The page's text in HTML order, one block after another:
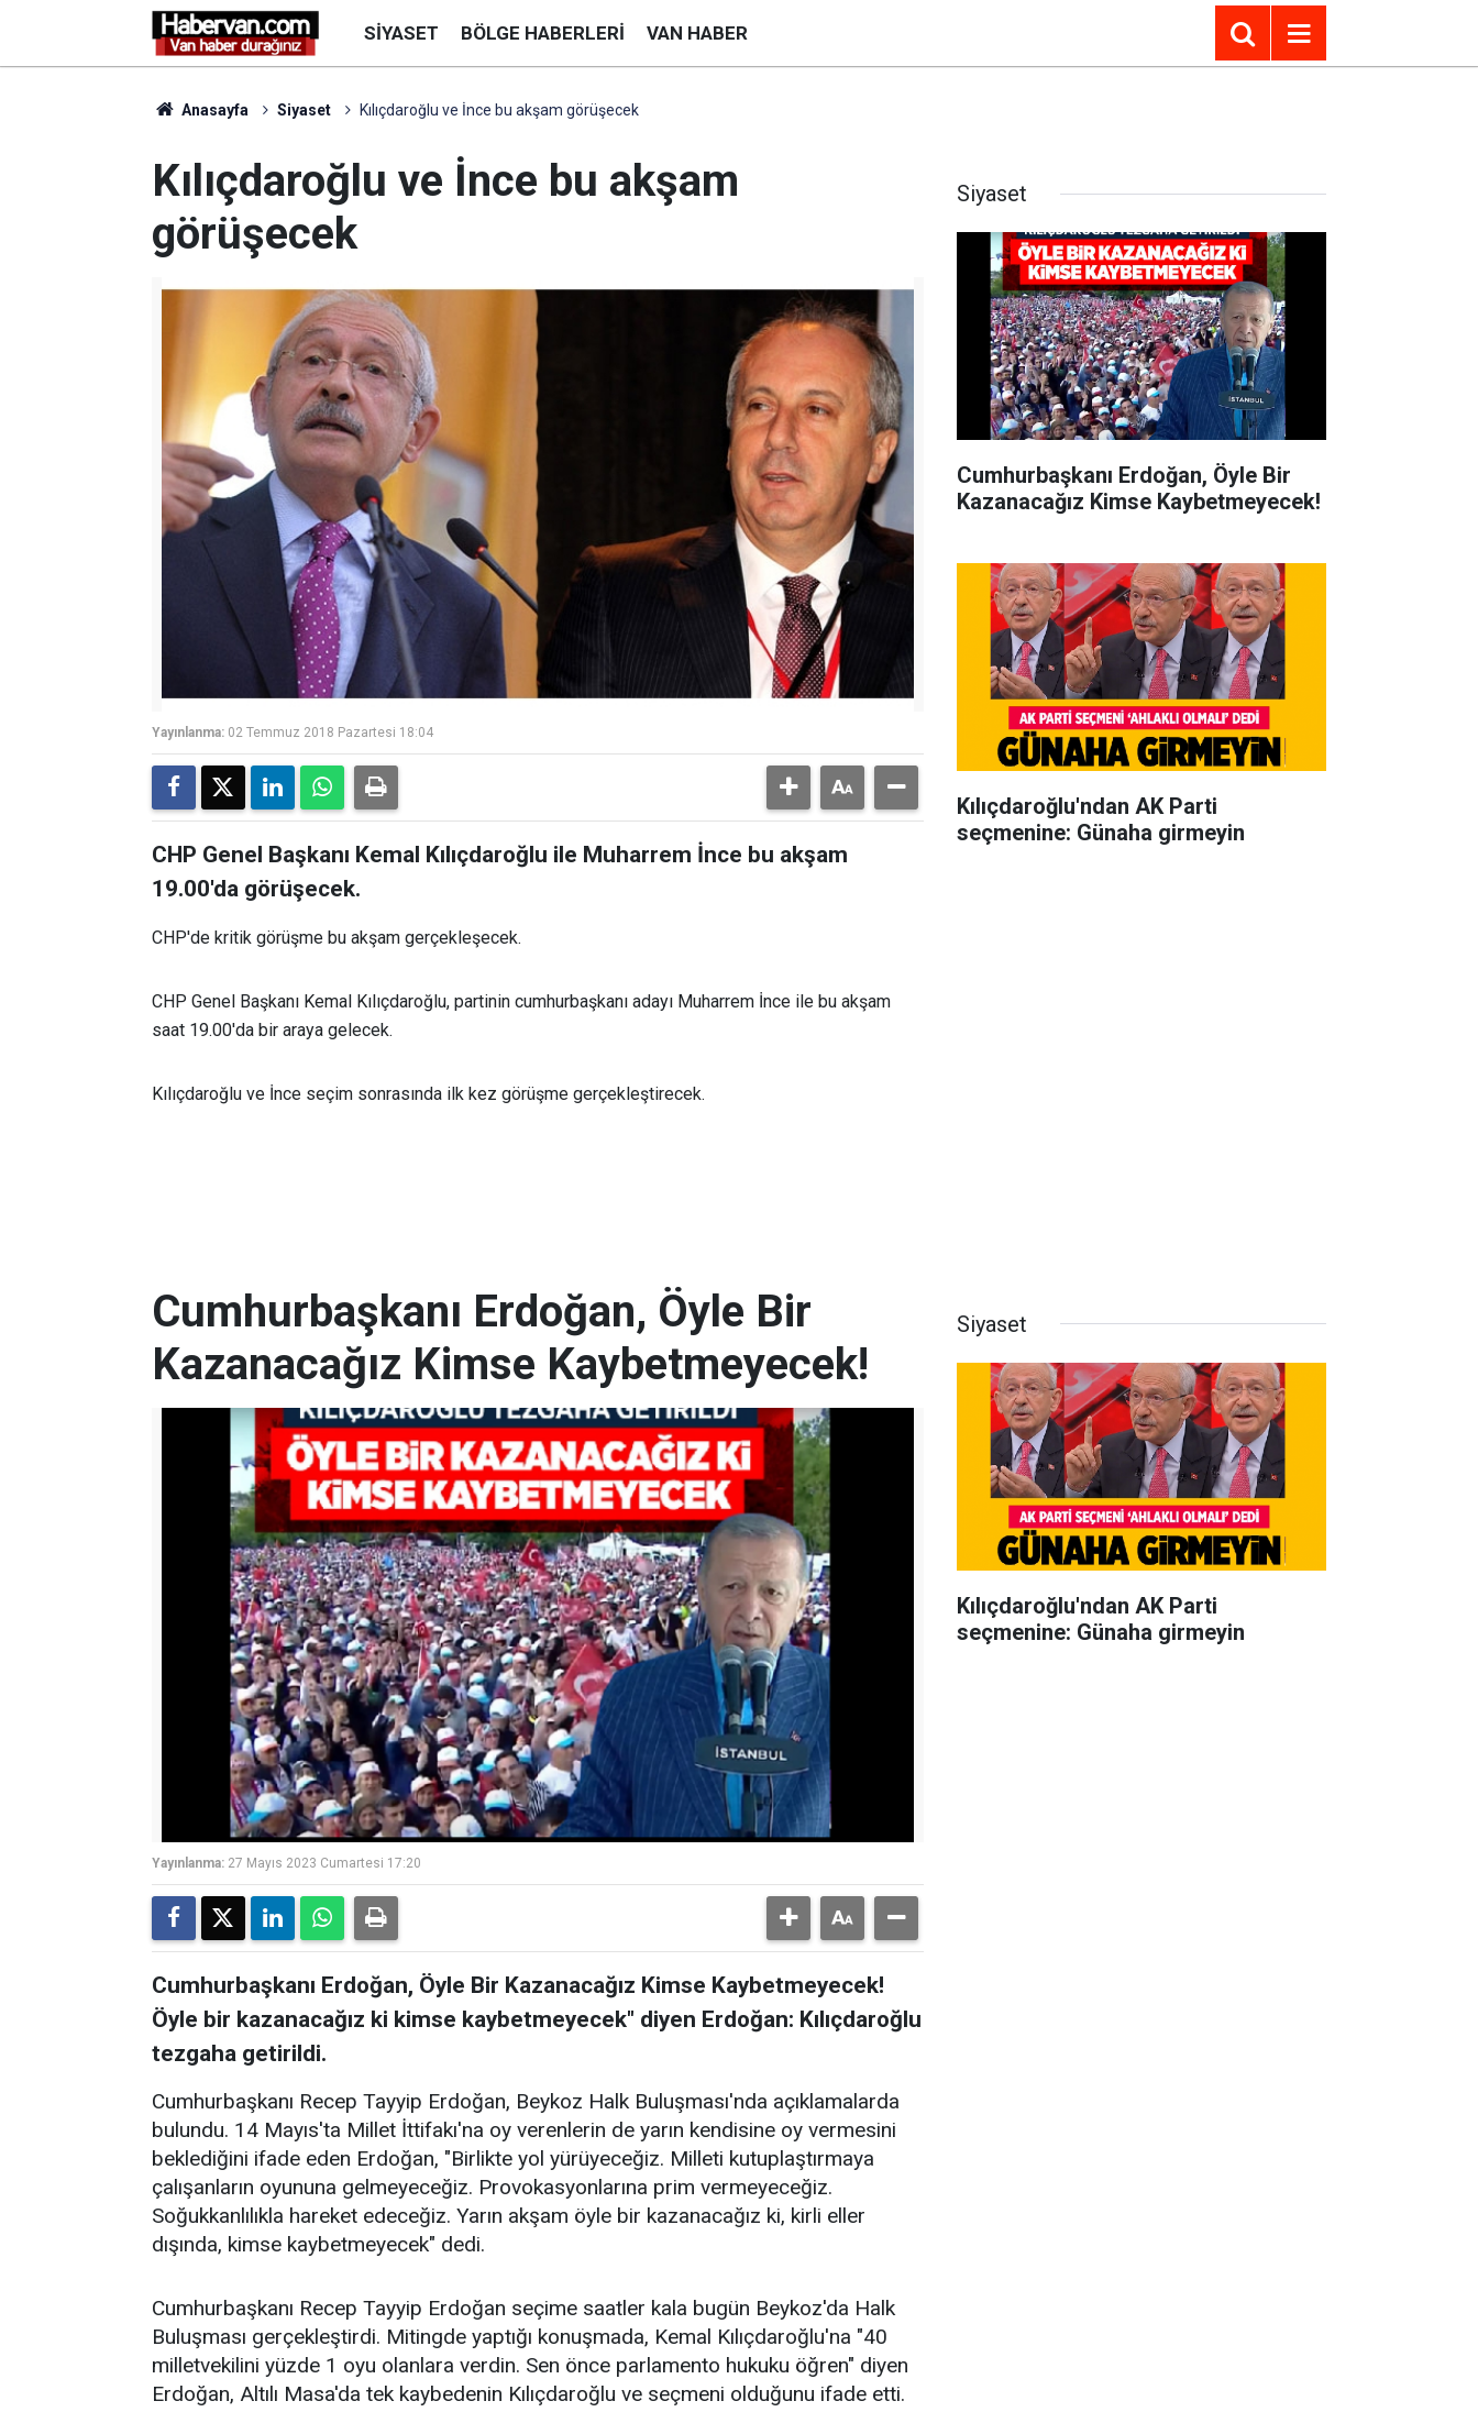
SIYASET BÖLGE HABERLERI VAN HABER
Anasayfa Siyaset Kılıçdaroğlu ve İnce bu akşam görüşecek
Kılıçdaroğlu ve İnce bu akşam
görüşecek
Yayınlanma: 02 Temmuz 2018 Pazartesi 18:04
CHP Genel Başkanı Kemal Kılıçdaroğlu ile Muharrem İnce bu akşam
19.00'da görüşecek.
CHP'de kritik görüşme bu akşam gerçekleşecek.
CHP Genel Başkanı Kemal Kılıçdaroğlu, partinin cumhurbaşkanı adayı Muharrem İnce ile bu akşam
saat 19.00'da bir araya gelecek.
Kılıçdaroğlu ve İnce seçim sonrasında ilk kez görüşme gerçekleştirecek.
Siyaset
Cumhurbaşkanı Erdoğan, Öyle Bir
Kazanacağız Kimse Kaybetmeyecek!
Kılıçdaroğlu'ndan AK Parti
seçmenine: Günaha girmeyin
Cumhurbaşkanı Erdoğan, Öyle Bir
Kazanacağız Kimse Kaybetmeyecek!
Yayınlanma: 27 Mayıs 2023 Cumartesi 17:20
Cumhurbaşkanı Erdoğan, Öyle Bir Kazanacağız Kimse Kaybetmeyecek!
Öyle bir kazanacağız ki kimse kaybetmeyecek" diyen Erdoğan: Kılıçdaroğlu
tezgaha getirildi.
Cumhurbaşkanı Recep Tayyip Erdoğan, Beykoz Halk Buluşması'nda açıklamalarda
bulundu. 14 Mayıs'ta Millet İttifakı'na oy verenlerin de yarın kendisine oy vermesini
beklediğini ifade eden Erdoğan, "Birlikte yol yürüyeceğiz. Milleti kutuplaştırmaya
çalışanların oyununa gelmeyeceğiz. Provokasyonlarına prim vermeyeceğiz.
Soğukkanlılıkla hareket edeceğiz. Yarın akşam öyle bir kazanacağız ki, kirli eller
dışında, kimse kaybetmeyecek" dedi.
Cumhurbaşkanı Recep Tayyip Erdoğan seçime saatler kala bugün Beykoz'da Halk
Buluşması gerçekleştirdi. Mitingde yaptığı konuşmada, Kemal Kılıçdaroğlu'na "40
milletvekilini yüzde 1 oyu olanlara verdin. Sen önce parlamento hukuku öğren" diyen
Erdoğan, Altılı Masa'da tek kaybedenin Kılıçdaroğlu ve seçmeni olduğunu ifade etti.
Siyaset
Kılıçdaroğlu'ndan AK Parti
seçmenine: Günaha girmeyin